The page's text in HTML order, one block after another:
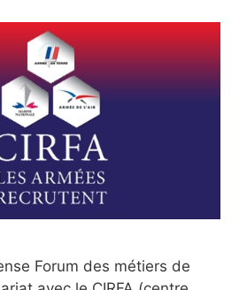
Forum des métiers de